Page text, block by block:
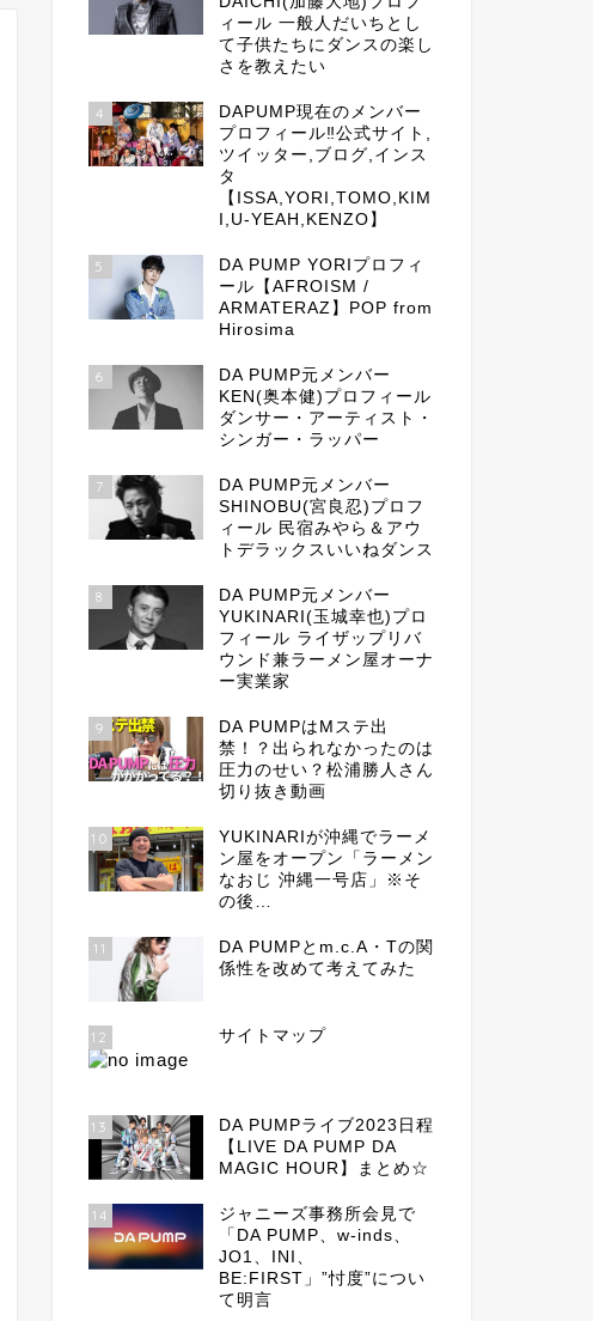
ィール 一般人だいちとし
て子供たちにダンスの楽し
さを教えたい
4
DAPUMP現在のメンバー
プロフィール‼公式サイト,
ツイッター,ブログ,インス
タ
【ISSA,YORI,TOMO,KIM
I,U-YEAH,KENZO】
5
DA PUMP YORIプロフィ
ール【AFROISM /
ARMATERAZ】POP from
Hirosima
6
DA PUMP元メンバー
KEN(奥本健)プロフィール
ダンサー・アーティスト・
シンガー・ラッパー
7
DA PUMP元メンバー
SHINOBU(宮良忍)プロフ
ィール 民宿みやら＆アウ
トデラックスいいねダンス
8
DA PUMP元メンバー
YUKINARI(玉城幸也)プロ
フィール ライザップリバ
ウンド兼ラーメン屋オーナ
ー実業家
9
DA PUMPはMステ出
禁！？出られなかったのは
圧力のせい？松浦勝人さん
切り抜き動画
10
YUKINARIが沖縄でラーメ
ン屋をオープン「ラーメン
なおじ 沖縄一号店」※そ
の後…
11
DA PUMPとm.c.A・Tの関
係性を改めて考えてみた
12 サイトマップ
13
DA PUMPライブ2023日程
【LIVE DA PUMP DA
MAGIC HOUR】まとめ☆
14
ジャニーズ事務所会見で
「DA PUMP、w-inds、
JO1、INI、
BE:FIRST」”忖度”につい
て明言